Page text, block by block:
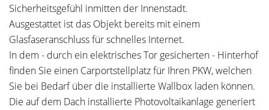
Sicherheitsgefühl inmitten der Innenstadt.
Ausgestattet ist das Objekt bereits mit einem
Glasfaseranschluss für schnelles Internet.
In dem - durch ein elektrisches Tor gesicherten - Hinterhof
finden Sie einen Carportstellplatz für Ihren PKW, welchen
Sie bei Bedarf über die installierte Wallbox laden können.
Die auf dem Dach installierte Photovoltaikanlage generiert